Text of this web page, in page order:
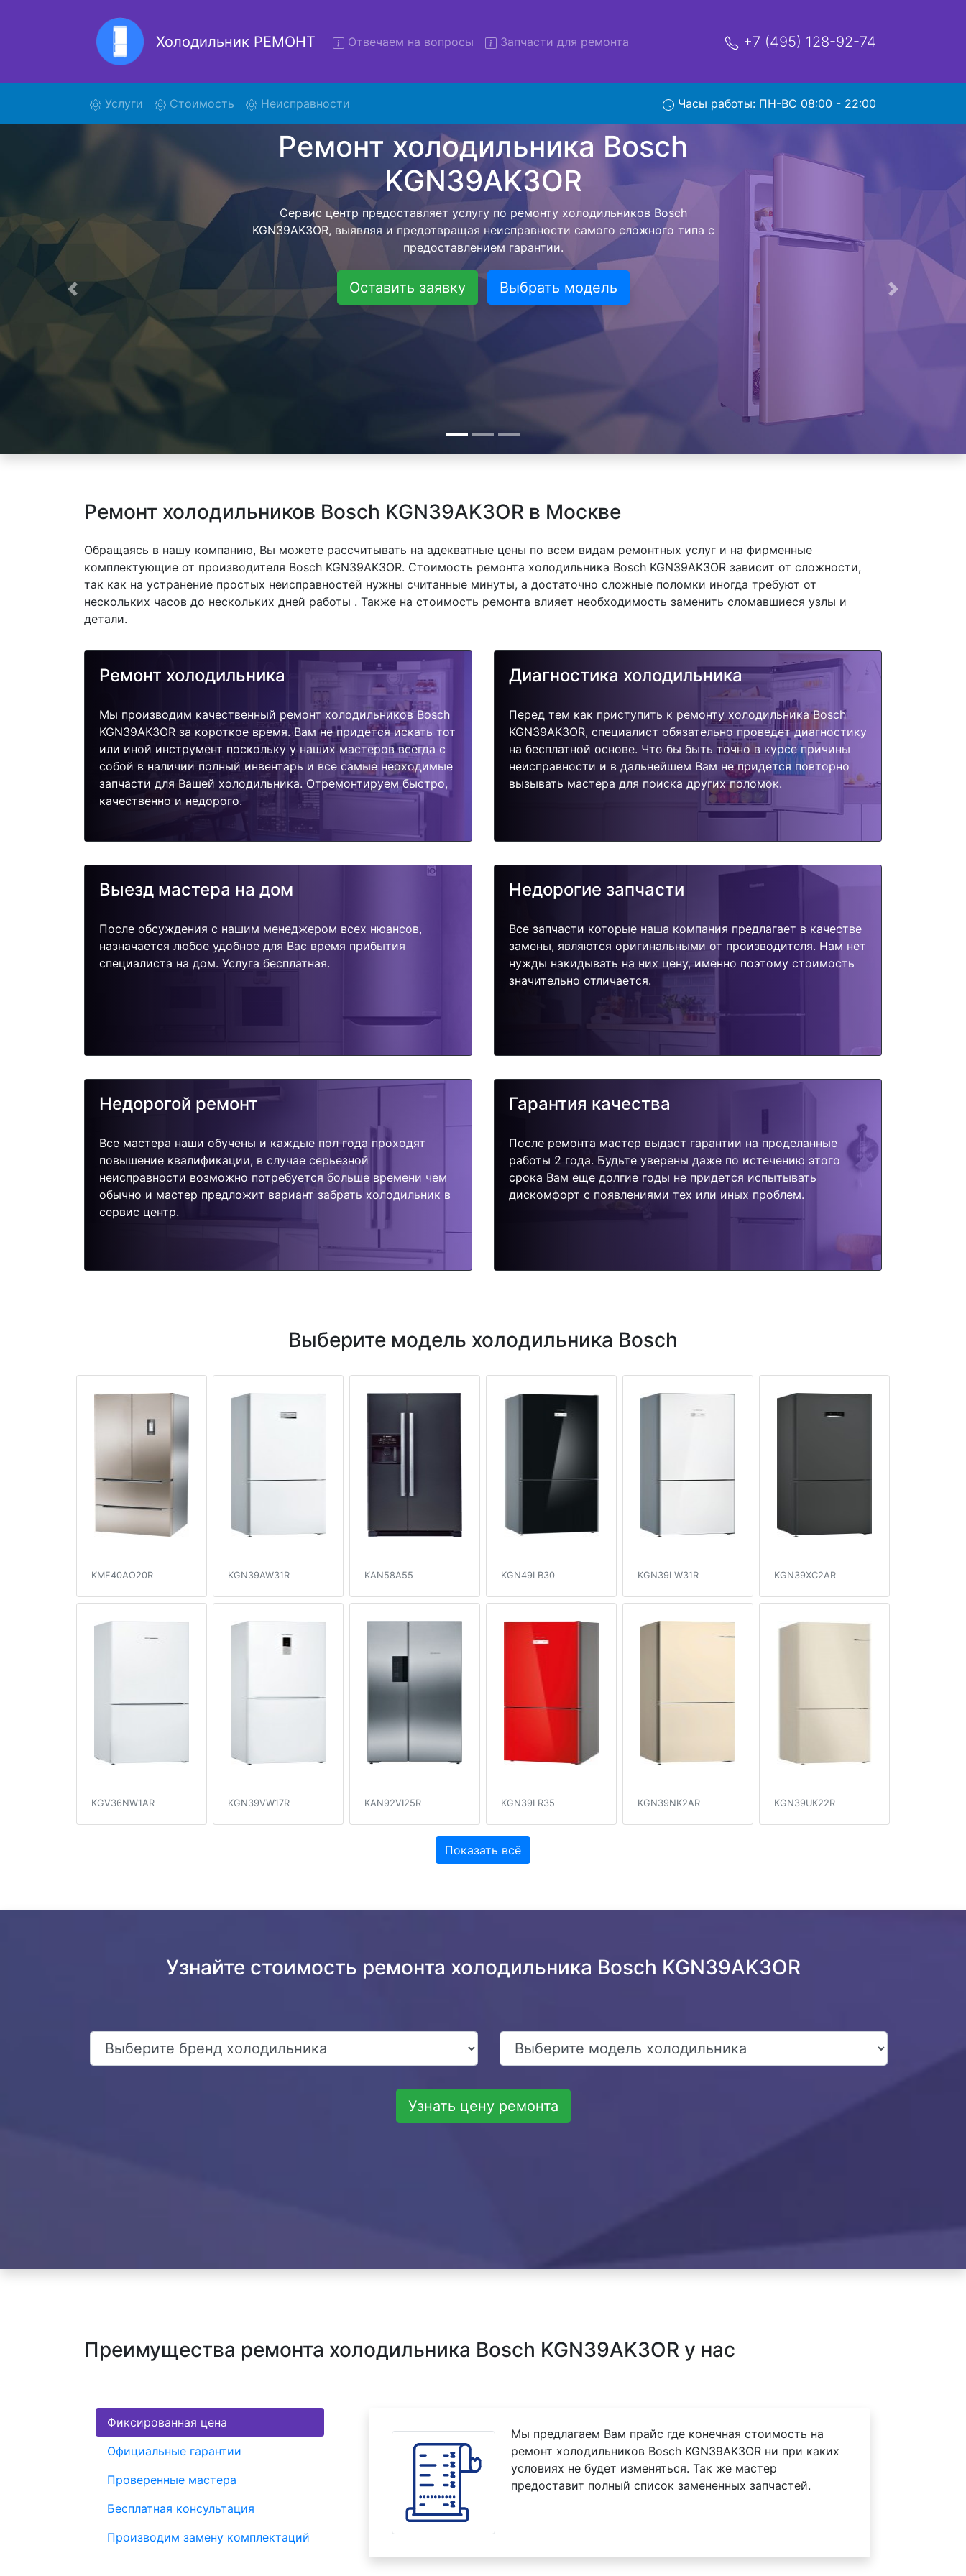
Холодильник РЕМОНТ Отвечаем на вопросы Запчасти для ремонта +7 (495) 128-92-74
Услуги (current)Стоимость Неисправности Часы работы: ПН-ВС 08:00 - 22:00
KGN39AK3OR с вывозом
Ремонт холодильников с вывозом - чтобы клиент не тратил свое время и деньги на
поиски курьерской службы, наш мастер сам заберет холодильник Bosch
KGN39AK3OR и отвезет в сервисный центр. Ремонт холодильника Bosch
KGN39AK3OR осуществляется внутри сервисного центра, тем самым Вам не
предстоит ожидать мастера как закончит с ремонтом. Перед тем как холодильная
техника сдается, согласовывается конечная стоимость работ и в дальнейшем
фиксируется. Перечень бесплатных услуг от компании - Доставка холодильников ,
выезд специалиста, консультирование и диагностика.
Оставить заявку Выбрать модель
Предыдущая Следующая
Ремонт холодильников Bosch KGN39AK3OR в Москве
Обращаясь в нашу компанию, Вы можете рассчитывать на адекватные цены по всем видам ремонтных услуг и на фирменные
комплектующие от производителя Bosch KGN39AK3OR. Стоимость ремонта холодильника Bosch KGN39AK3OR зависит от сложности,
так как на устранение простых неисправностей нужны считанные минуты, а достаточно сложные поломки иногда требуют от
нескольких часов до нескольких дней работы . Также на стоимость ремонта влияет необходимость заменить сломавшиеся узлы и
детали.
Ремонт холодильника
Мы производим качественный ремонт холодильников Bosch
KGN39AK3OR за короткое время. Вам не придется искать тот
или иной инструмент поскольку у наших мастеров всегда с
собой в наличии полный инвентарь и все самые неоходимые
запчасти для Вашей холодильника. Отремонтируем быстро,
качественно и недорого.
Диагностика холодильника
Перед тем как приступить к ремонту холодильника Bosch
KGN39AK3OR, специалист обязательно проведет диагностику
на бесплатной основе. Что бы быть точно в курсе причины
неисправности и в дальнейшем Вам не придется повторно
вызывать мастера для поиска других поломок.
Выезд мастера на дом
После обсуждения с нашим менеджером всех нюансов,
назначается любое удобное для Вас время прибытия
специалиста на дом. Услуга бесплатная.
Недорогие запчасти
Все запчасти которые наша компания предлагает в качестве
замены, являются оригинальными от производителя. Нам нет
нужды накидывать на них цену, именно поэтому стоимость
значительно отличается.
Недорогой ремонт
Все мастера наши обучены и каждые пол года проходят
повышение квалификации, в случае серьезной
неисправности возможно потребуется больше времени чем
обычно и мастер предложит вариант забрать холодильник в
сервис центр.
Гарантия качества
После ремонта мастер выдаст гарантии на проделанные
работы 2 года. Будьте уверены даже по истечению этого
срока Вам еще долгие годы не придется испытывать
дискомфорт с появлениями тех или иных проблем.
Выберите модель холодильника Bosch
KMF40AO20R KGN39AW31R KAN58A55 KGN49LB30 KGN39LW31R KGN39XC2AR
KGV36NW1AR KGN39VW17R KAN92VI25R KGN39LR35 KGN39NK2AR KGN39UK22R
Показать всё
Узнайте стоимость ремонта холодильника Bosch KGN39AK3OR
Узнать цену ремонта
Преимущества ремонта холодильника Bosch KGN39AK3OR у нас
Фиксированная цена
Официальные гарантии
Проверенные мастера
Бесплатная консультация
Производим замену комплектаций
Мы предлагаем Вам прайс где конечная стоимость на
ремонт холодильников Bosch KGN39AK3OR ни при каких
условиях не будет изменяться. Так же мастер
предоставит полный список замененных запчастей.